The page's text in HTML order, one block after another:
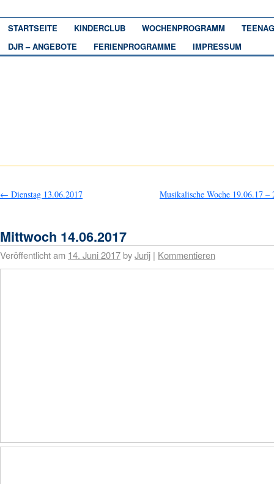
STARTSEITE KINDERCLUB WOCHENPROGRAMM
DJR – ANGEBOTE
FERIENPROGRAMME IMPRESSUM
← Dienstag 13.06.2017 Musikalische Woche 19.06.17 –
Mittwoch 14.06.2017
Veröffentlicht am 14. Juni 2017byJurij | Kommentieren